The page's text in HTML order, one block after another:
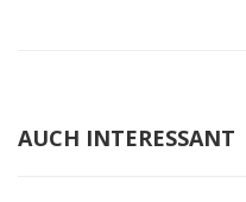
AUCH INTERESSANT